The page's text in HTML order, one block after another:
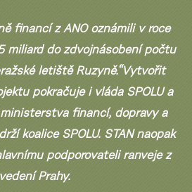
financí z ANO oznámili v roce
miliard do zdvojnásobení počtu
letiště Ruzyně.“Vytvořit
pokračuje i vláda SPOLU a
ministerstva financí, dopravy a
koalice SPOLU. STAN naopak
podporovateli ranveje z
vedení Prahy.